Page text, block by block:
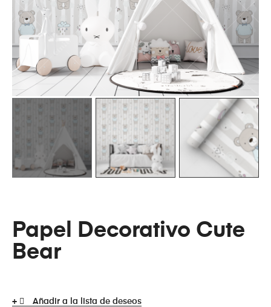
Papel Decorativo Cute
Bear
Añadir a la lista de deseos